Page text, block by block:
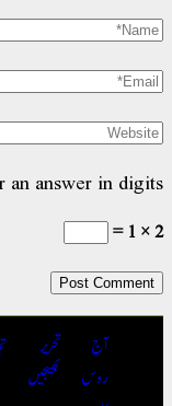
Please enter an
تجاویز رابطہ
مدیر